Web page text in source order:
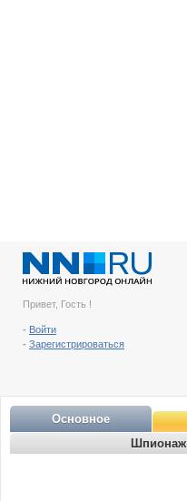
Привет, Гость !
- Войти
- Зарегистрироваться
Основное
Шпионаж